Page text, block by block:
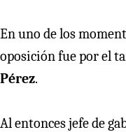
En uno de los
oposición fue por el
Pérez.
Al entonces jefe de